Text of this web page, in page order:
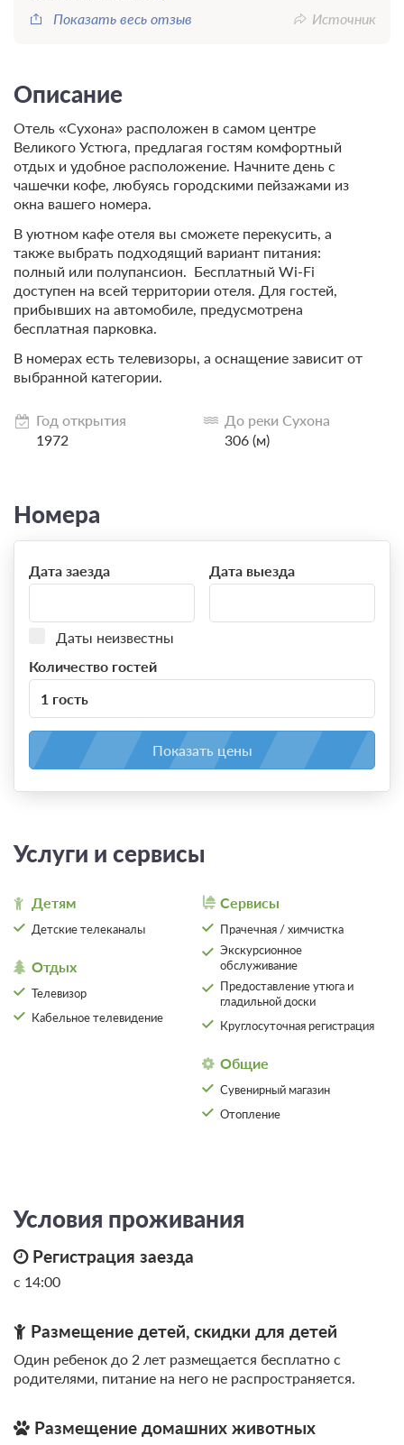
Показать весь отзыв
Источник
Описание
Отель «Сухона» расположен в самом центре
Великого Устюга, предлагая гостям комфортный
отдых и удобное расположение. Начните день с
чашечки кофе, любуясь городскими пейзажами из
окна вашего номера.
В уютном кафе отеля вы сможете перекусить, а
также выбрать подходящий вариант питания:
полный или полупансион. Бесплатный Wi-Fi
доступен на всей территории отеля. Для гостей,
прибывших на автомобиле, предусмотрена
бесплатная парковка.
В номерах есть телевизоры, а оснащение зависит от
выбранной категории.
Год открытия
1972
До реки Сухона
306 (м)
Номера
Дата заезда Дата выезда
Даты неизвестны
Количество гостей
1 гость
Показать цены
Услуги и сервисы
Детям
Детские телеканалы
Отдых
Телевизор
Кабельное телевидение
Сервисы
Прачечная / химчистка
Экскурсионное
обслуживание
Предоставление утюга и
гладильной доски
Круглосуточная регистрация
Общие
Сувенирный магазин
Отопление
Условия проживания
Регистрация заезда
с 14:00
Размещение детей, скидки для детей
Один ребенок до 2 лет размещается бесплатно с
родителями, питание на него не распространяется.
Размещение домашних животных